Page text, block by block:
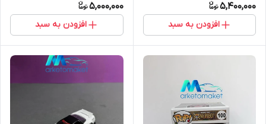
5,400,000
افزودن به سبد
5,000,000
افزودن به سبد